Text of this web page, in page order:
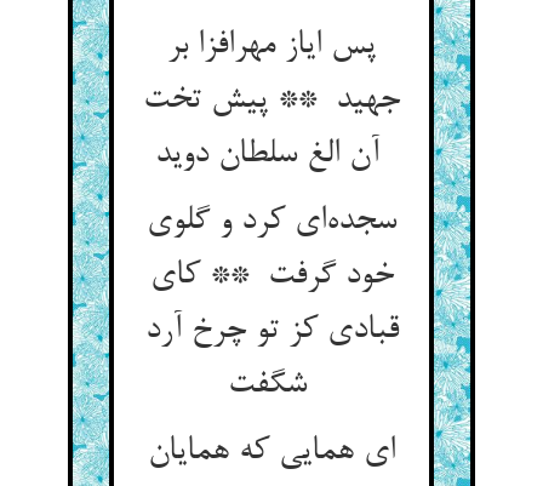
پس ایاز مهرافزا بر
جهید ** پیش تخت
سجده‌ای کرد و گلوی
خود گرفت ** کای
قبادی کز تو چرخ آرد
شگفت
ای همایی که همایان